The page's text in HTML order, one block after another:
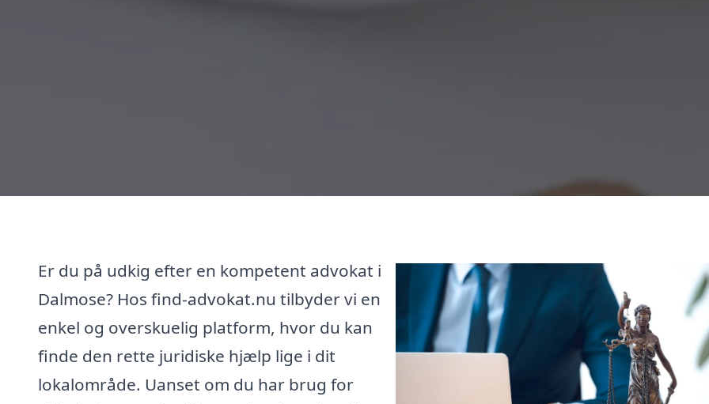
Er du på udkig efter en kompetent advokat i
Dalmose? Hos find-advokat.nu tilbyder vi en
enkel og overskuelig platform, hvor du kan
finde den rette juridiske hjælp lige i dit
lokalområde. Uanset om du har brug for